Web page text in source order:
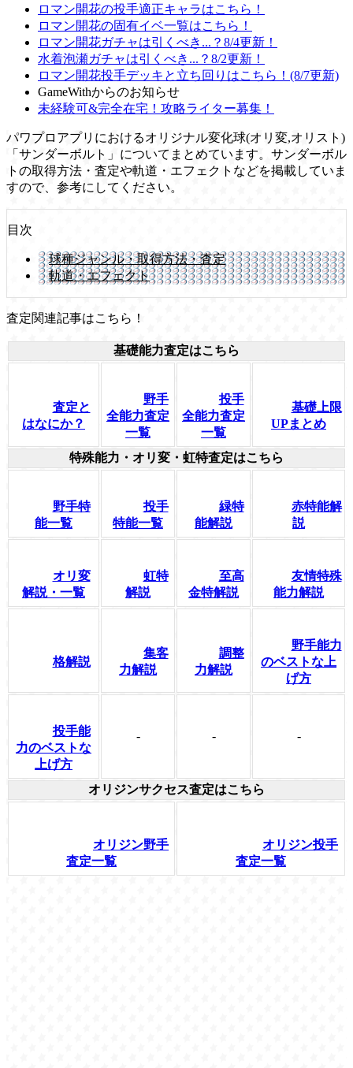
ロマン開花の投手適正キャラはこちら！
ロマン開花の固有イベ一覧はこちら！
ロマン開花ガチャは引くべき...？8/4更新！
水着泡瀬ガチャは引くべき...？8/2更新！
ロマン開花投手デッキと立ち回りはこちら！(8/7更新)
GameWithからのお知らせ
未経験可&完全在宅！攻略ライター募集！
パワプロアプリにおけるオリジナル変化球(オリ変,オリスト)
「サンダーボルト」についてまとめています。サンダーボル
トの取得方法・査定や軌道・エフェクトなどを掲載していま
すので、参考にしてください。
目次
球種ジャンル・取得方法・査定
軌道・エフェクト
査定関連記事はこちら！
基礎能力査定はこちら
査定と
はなにか？
野手
全能力査定
一覧
投手
全能力査定
一覧
基礎上限
UPまとめ
特殊能力・オリ変・虹特査定はこちら
野手特
能一覧
投手
特能一覧
緑特
能解説
赤特能解
説
オリ変
解説・一覧
虹特
解説
至高
金特解説
友情特殊
能力解説
格解説
集客
力解説
調整
力解説
野手能力
のベストな上
げ方
投手能
力のベストな
上げ方
- - -
オリジンサクセス査定はこちら
オリジン野手
査定一覧
オリジン投手
査定一覧